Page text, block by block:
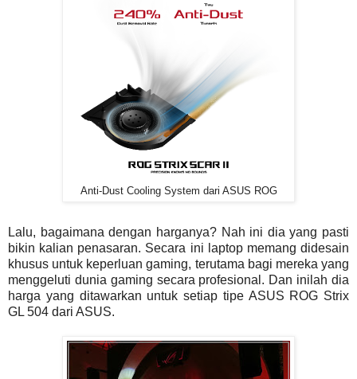
Anti-Dust Cooling System dari ASUS ROG
Lalu, bagaimana dengan harganya? Nah ini dia yang pasti
bikin kalian penasaran. Secara ini laptop memang didesain
khusus untuk keperluan gaming, terutama bagi mereka yang
menggeluti dunia gaming secara profesional. Dan inilah dia
harga yang ditawarkan untuk setiap tipe ASUS ROG Strix
GL 504 dari ASUS.